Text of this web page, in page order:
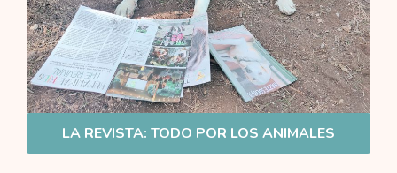
LA REVISTA: TODO POR LOS ANIMALES